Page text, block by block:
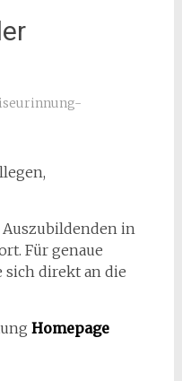
in
Für genaue
direkt an die
Homepage